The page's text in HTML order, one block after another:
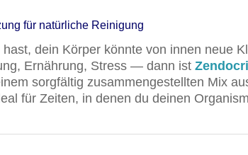
für natürliche Reinigung
dein Körper könnte von innen neue
Ernährung, Stress — dann ist
sorgfältig zusammengestellten Mix
für Zeiten, in denen du deinen